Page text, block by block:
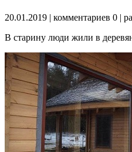
20.01.2019 | комментариев 0 |
В старину люди жили в